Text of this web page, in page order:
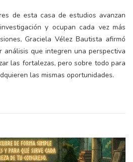
de esta casa de estudios avanzan
y ocupan cada vez más
Graciela Vélez Bautista afirmó
análisis que integren una perspectiva
las fortalezas, pero sobre todo para
las mismas oportunidades.